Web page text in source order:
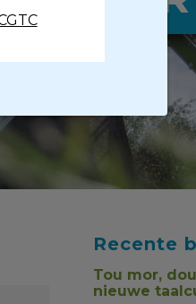
Recente
Tou mor,
nieuwe